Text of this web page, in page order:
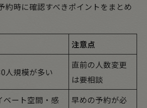
約時に確認すべきポイントをまとめ
注意点
人規模が多い
直前の人数変更
は要相談
ベート空間・感
早めの予約が必